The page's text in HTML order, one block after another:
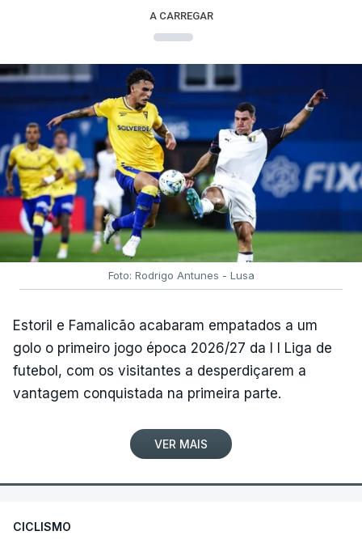
A CARREGAR
Foto: Rodrigo Antunes - Lusa
Estoril e Famalicão acabaram empatados a um
golo o primeiro jogo época 2026/27 da I I Liga de
futebol, com os visitantes a desperdiçarem a
vantagem conquistada na primeira parte.
VER MAIS
CICLISMO